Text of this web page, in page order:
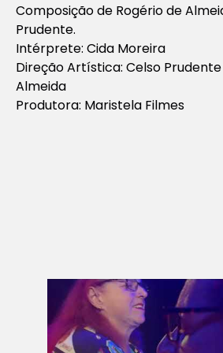
Composição de Rogério de
Prudente.
Intérprete: Cida Moreira
Direção Artística: Celso
Almeida
Produtora: Maristela Filmes